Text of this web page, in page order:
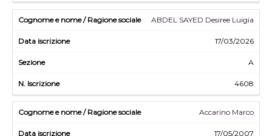
ABDEL SAYED Desiree Luigia
17/03/2026
A
4608
Accarino Marco
17/05/2007